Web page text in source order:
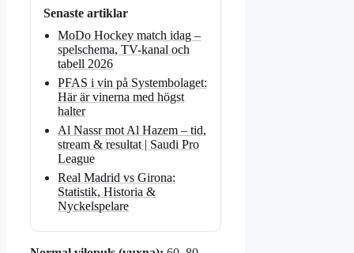
Senaste artiklar
MoDo Hockey match idag –
spelschema, TV-kanal och
tabell 2026
PFAS i vin på Systembolaget:
Här är vinerna med högst
halter
Al Nassr mot Al Hazem – tid,
stream & resultat | Saudi Pro
League
Real Madrid vs Girona:
Statistik, Historia &
Nyckelspelare